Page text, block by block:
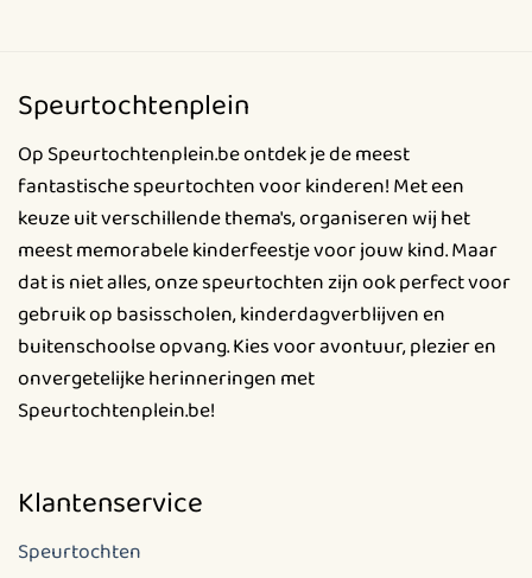
Speurtochtenplein
Op Speurtochtenplein.be ontdek je de meest
fantastische speurtochten voor kinderen! Met een
keuze uit verschillende thema's, organiseren wij het
meest memorabele kinderfeestje voor jouw kind. Maar
dat is niet alles, onze speurtochten zijn ook perfect voor
gebruik op basisscholen, kinderdagverblijven en
buitenschoolse opvang. Kies voor avontuur, plezier en
onvergetelijke herinneringen met
Speurtochtenplein.be!
Klantenservice
Speurtochten